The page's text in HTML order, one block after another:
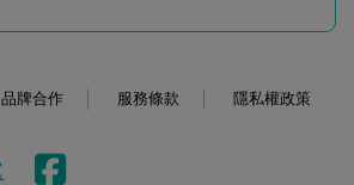
品牌合作 服務條款 隱私權政策